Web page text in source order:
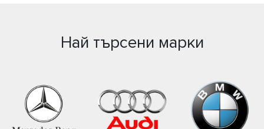
Най търсени марки